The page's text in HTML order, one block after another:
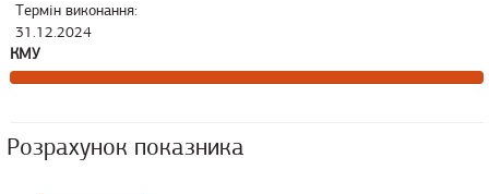
Термін виконання:
31.12.2024
КМУ
Розрахунок показника